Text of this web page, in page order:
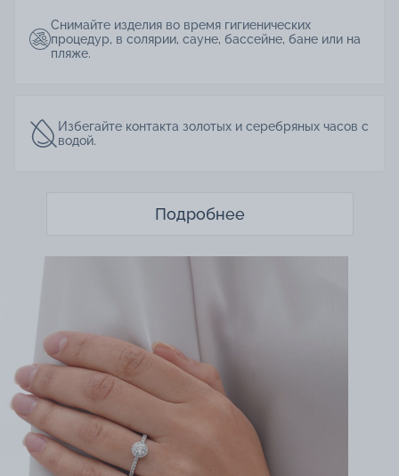
Снимайте изделия во время гигиенических
процедур, в солярии, сауне, бассейне, бане или на
пляже.
Избегайте контакта золотых и серебряных часов с
водой.
Подробнее